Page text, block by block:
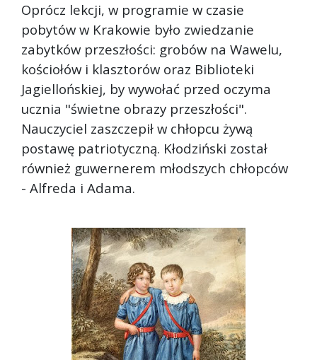
Oprócz lekcji, w programie w czasie
pobytów w Krakowie było zwiedzanie
zabytków przeszłości: grobów na Wawelu,
kościołów i klasztorów oraz Biblioteki
Jagiellońskiej, by wywołać przed oczyma
ucznia "świetne obrazy przeszłości".
Nauczyciel zaszczepił w chłopcu żywą
postawę patriotyczną. Kłodziński został
również guwernerem młodszych chłopców
- Alfreda i Adama.